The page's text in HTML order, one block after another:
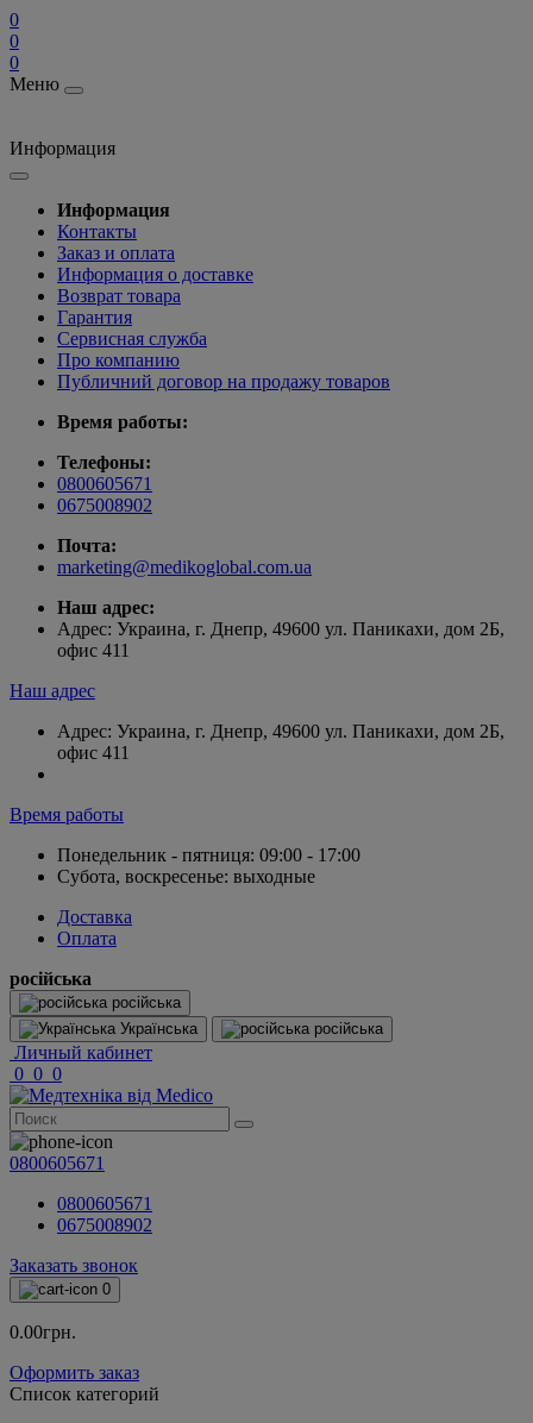
0
0
0
Меню
Информация
Информация
Контакты
Заказ и оплата
Информация о доставке
Возврат товара
Гарантия
Сервисная служба
Про компанию
Публичний договор на продажу товаров
Время работы:
Телефоны:
0800605671
0675008902
Почта:
marketing@medikoglobal.com.ua
Наш адрес:
Адрес: Украина, г. Днепр, 49600 ул. Паникахи, дом 2Б,
офис 411
Наш адрес
Адрес: Украина, г. Днепр, 49600 ул. Паникахи, дом 2Б,
офис 411
Время работы
Понедельник - пятниця: 09:00 - 17:00
Субота, воскресенье: выходные
Доставка
Оплата
російська
російська
Українська
російська
Личный кабинет
0 0 0
0800605671
0800605671
0675008902
Заказать звонок
0
0.00грн.
Оформить заказ
Список категорий